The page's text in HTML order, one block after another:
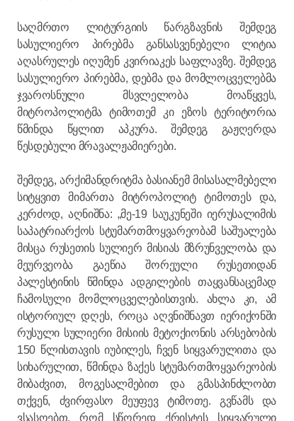
საღმრთო ლიტურგიის წარგზავნის შემდეგ
სასულიერო პირებმა განსასვენებელი ლიტია
აღასრულეს იღუმენ კვირიაკეს საფლავზე. შემდეგ
სასულიერო პირებმა, დებმა და მომლოცველებმა
ჯვაროსნული მსვლელობა მოაწყვეს,
მიტროპოლიტმა ტიმოთემ კი ეზოს ტერიტორია
წმინდა წყლით აპკურა. შემდეგ გაჟღერდა
წესდებული მრავალჟამიერები.
შემდეგ, არქიმანდრიტმა ბასიანემ მისასალმებელი
სიტყვით მიმართა მიტროპოლიტ ტიმოთეს და,
კერძოდ, აღნიშნა: „მე-19 საუკუნეში იერუსალიმის
საპატრიარქოს სტუმართმოყვარეობამ საშუალება
მისცა რუსეთის სულიერ მისიას მზრუნველობა და
მეურვეობა გაეწია შორეული რუსეთიდან
პალესტინის წმინდა ადგილების თაყვანსაცემად
ჩამოსული მომლოცველებისთვის. ახლა კი, ამ
ისტორიულ დღეს, როცა აღვნიშნავთ იერიქონში
რუსული სულიერი მისიის მეტოქიონის არსებობის
150 წლისთავის იუბილეს, ჩვენ სიყვარულითა და
სიხარულით, წმინდა ზაქეს სტუმართმოყვარეობის
მიბაძვით, მოგესალმებით და გმასპინძლობთ
თქვენ, ძვირფასო მეუფევ ტიმოთე. გვწამს და
ვსასოებთ, რომ სწორედ ქრისტეს სიყვარული